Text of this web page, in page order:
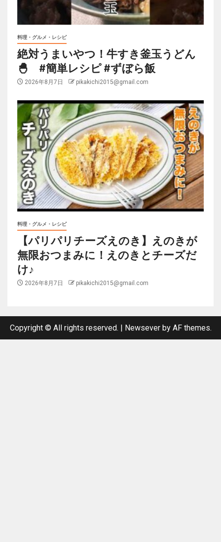
料理・グルメ・レシピ
絶対うまいやつ！牛すき釜玉うどん
🐣 #簡単レシピ #ずぼら飯
2026年8月7日 pikakichi2015@gmail.com
料理・グルメ・レシピ
【パリパリチーズえのき】えのきが
無限おつまみに！えのきとチーズだ
け♪
2026年8月7日 pikakichi2015@gmail.com
Copyright © All rights reserved. Newseverby AF themes.